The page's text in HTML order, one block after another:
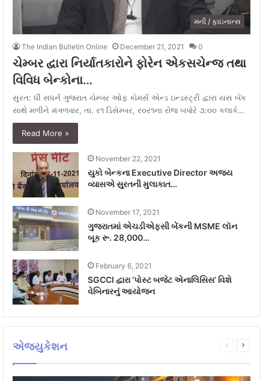
મની / ફાઇનાન્સ
The Indian Bulletin Online December 21, 2021 0
ચેમ્બર દ્વારા નિર્યાતકારોને ફોરેન એકસચેન્જ તથા
વિવિધ બેન્કોના…
સુરત: ધી સધર્ન ગુજરાત ચેમ્બર ઓફ કોમર્સ એન્ડ ઇન્ડસ્ટ્રી દ્વારા યસ બેંક
સાથે મળીને મંગળવાર, તા. ર૧ ડિસેમ્બર, ર૦ર૧ના રોજ બપોરે ૩:૦૦ કલાકે…
Read More »
November 22, 2021
યુકો બેન્કના Executive Director અજય
વ્યાસએ સુરતની મુલાકાત…
November 17, 2021
ગુજરાતમાં એચડીએફસી બેંકની MSME લૉન
બૂક રૂ. 28,000…
February 6, 2021
SGCCI દ્વારા ‘પોસ્ટ બજેટ એનાલિસિસ’ વિશે
વેબિનારનું આયોજન
એજ્યુકેશન
Previous